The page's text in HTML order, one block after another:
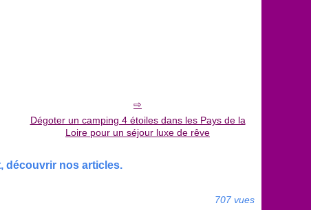
Dégoter un camping 4 étoiles dans les Pays de la
Loire pour un séjour luxe de rêve
découvrir nos articles.
707 vues